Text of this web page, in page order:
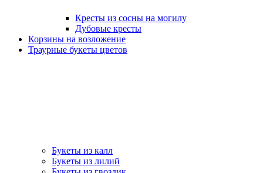
Кресты из сосны на могилу
Дубовые кресты
Корзины на возложение
Траурные букеты цветов
Букеты из калл
Букеты из лилий